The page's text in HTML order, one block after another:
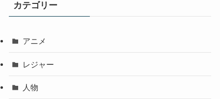
カテゴリー
アニメ
レジャー
人物